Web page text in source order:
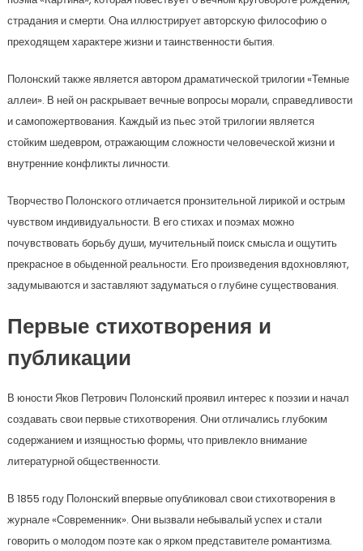
страдания и смерти. Она иллюстрирует авторскую философию о
преходящем характере жизни и таинственности бытия.
Полонский также является автором драматической трилогии «Темные
аллеи». В ней он раскрывает вечные вопросы морали, справедливости
и самопожертвования. Каждый из пьес этой трилогии является
стойким шедевром, отражающим сложности человеческой жизни и
внутренние конфликты личности.
Творчество Полонского отличается пронзительной лирикой и острым
чувством индивидуальности. В его стихах и поэмах можно
почувствовать борьбу души, мучительный поиск смысла и ощутить
прекрасное в обыденной реальности. Его произведения вдохновляют,
задумываются и заставляют задуматься о глубине существования.
Первые стихотворения и
публикации
В юности Яков Петрович Полонский проявил интерес к поэзии и начал
создавать свои первые стихотворения. Они отличались глубоким
содержанием и изящностью формы, что привлекло внимание
литературной общественности.
В 1855 году Полонский впервые опубликовал свои стихотворения в
журнале «Современник». Они вызвали небывалый успех и стали
говорить о молодом поэте как о ярком представителе романтизма.